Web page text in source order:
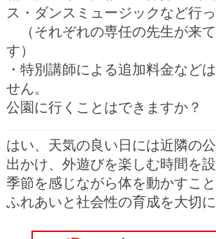
ホーム ページトップ
資料請求 電話
JA